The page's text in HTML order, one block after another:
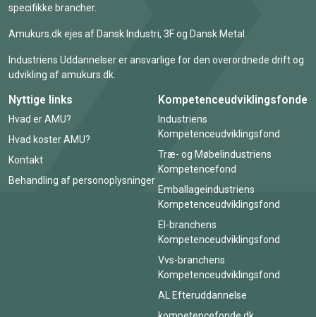
specifikke brancher.
Amukurs.dk ejes af Dansk Industri, 3F og Dansk Metal.
Industriens Uddannelser er ansvarlige for den overordnede drift og
udvikling af amukurs.dk.
Nyttige links
Hvad er AMU?
Hvad koster AMU?
Kontakt
Behandling af personoplysninger
Kompetenceudviklingsfonde
Industriens
Kompetenceudviklingsfond
Træ- og Møbelindustriens
Kompetencefond
Emballageindustriens
Kompetenceudviklingsfond
El-branchens
Kompetenceudviklingsfond
Vvs-branchens
Kompetenceudviklingsfond
AL Efteruddannelse